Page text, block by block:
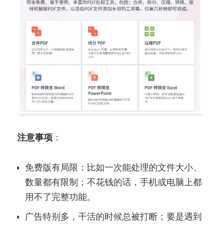
注意事项 ：
免费版有局限：比如一次能处理的文件大小、
数量都有限制；不花钱的话，手机或电脑上都
用不了完整功能。
广告特别多，干活的时候总被打断；要是遇到